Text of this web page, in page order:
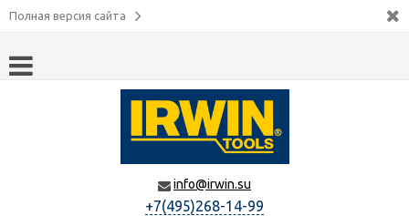
Полная версия сайта
info@irwin.su
+7(495)268-14-99